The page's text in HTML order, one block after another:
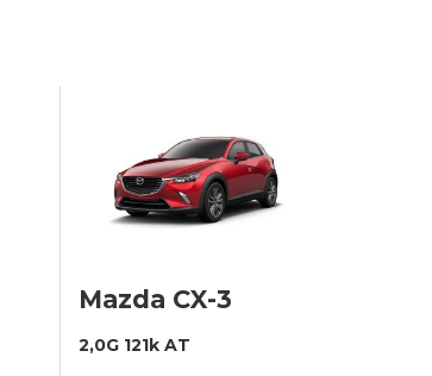
Mazda CX-3
2,0G 121k AT